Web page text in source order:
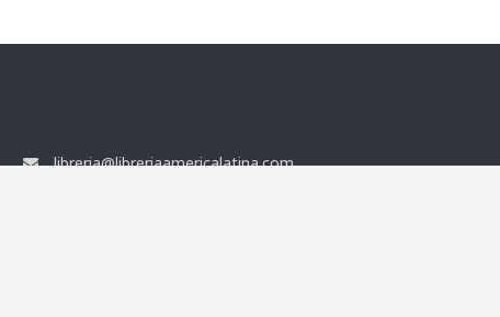
libreria@libreriaamericalatina.com